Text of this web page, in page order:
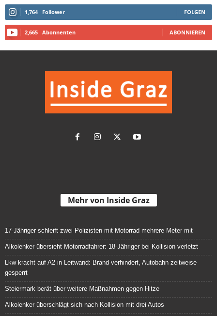
1,764 Follower FOLGEN
2,665 Abonnenten ABONNIEREN
Mehr von Inside Graz
17-Jähriger schleift zwei Polizisten mit Motorrad mehrere Meter mit
Alkolenker übersieht Motorradfahrer: 18-Jähriger bei Kollision verletzt
Lkw kracht auf A2 in Leitwand: Brand verhindert, Autobahn zeitweise
gesperrt
Steiermark berät über weitere Maßnahmen gegen Hitze
Alkolenker überschlägt sich nach Kollision mit drei Autos